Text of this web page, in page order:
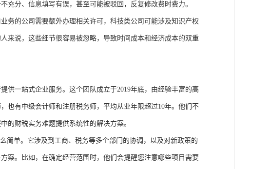
充分、信息填写有误，甚至可能被驳回，反复修改费时费力。
务的公司需要额外办理相关许可，科技类公司可能涉及知识产权
来说，这些细节很容易被忽略，导致时间成本和经济成本的双重
供一站式企业服务。这个团队成立于2019年底，由经验丰富的高
也有中级会计师和注册税务师，平均从业年限超过10年。他们不
的财税实务难题提供系统性的解决方案。
简单。它涉及到工商、税务等多个部门的协调，以及对新政策的
案。比如，在确定经营范围时，他们会提醒您注意哪些项目需要